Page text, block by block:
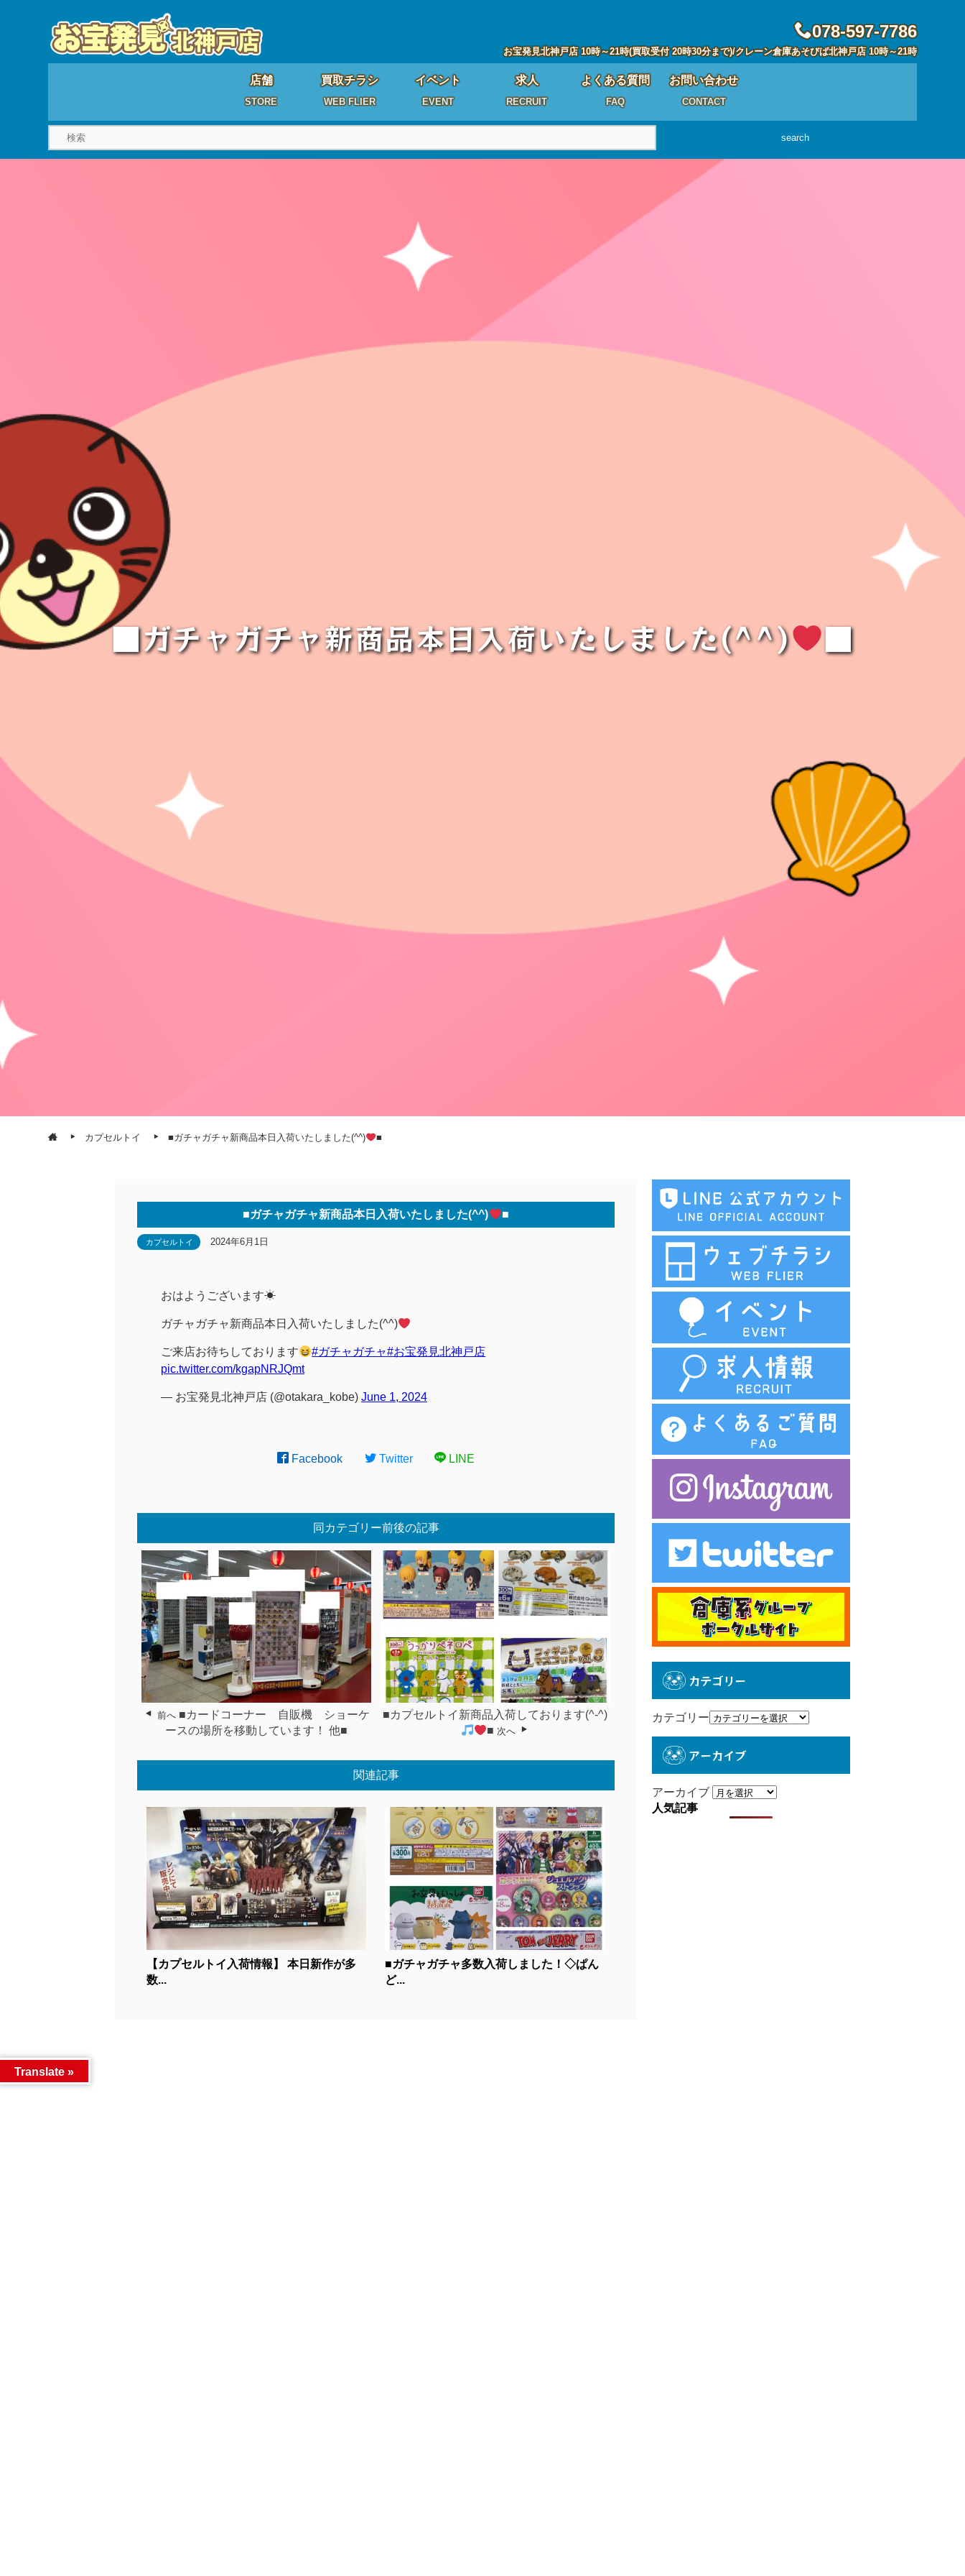
078-597-7786
お宝発見北神戸店 10時～21時(買取受付 20時30分まで)/クレーン倉庫あそびば北神戸店 10時～21時
店舗
STORE
買取チラシ
WEB FLIER
イベント
EVENT
求人
RECRUIT
よくある質問
FAQ
お問い合わせ
CONTACT
search
■ガチャガチャ新商品本日入荷いたしました(^^) ■
カプセルトイ ■ガチャガチャ新商品本日入荷いたしました(^^) ■
■ガチャガチャ新商品本日入荷いたしました(^^) ■
カプセルトイ 2024年6月1日
おはようございます☀
ガチャガチャ新商品本日入荷いたしました(^^)
ご来店お待ちしております #ガチャガチャ#お宝発見北神戸店
pic.twitter.com/kgapNRJQmt
— お宝発見北神戸店 (@otakara_kobe) June 1, 2024
Facebook Twitter LINE
同カテゴリー前後の記事
前へ ■カードコーナー 自販機 ショーケ
ースの場所を移動しています！ 他■
■カプセルトイ新商品入荷しております(^-^)
■ 次へ
関連記事
【カプセルトイ入荷情報】 本日新作が多
数...
■ガチャガチャ多数入荷しました！◇ぱん
ど...
カテゴリー
カテゴリー
アーカイブ
アーカイブ
人気記事
Translate »